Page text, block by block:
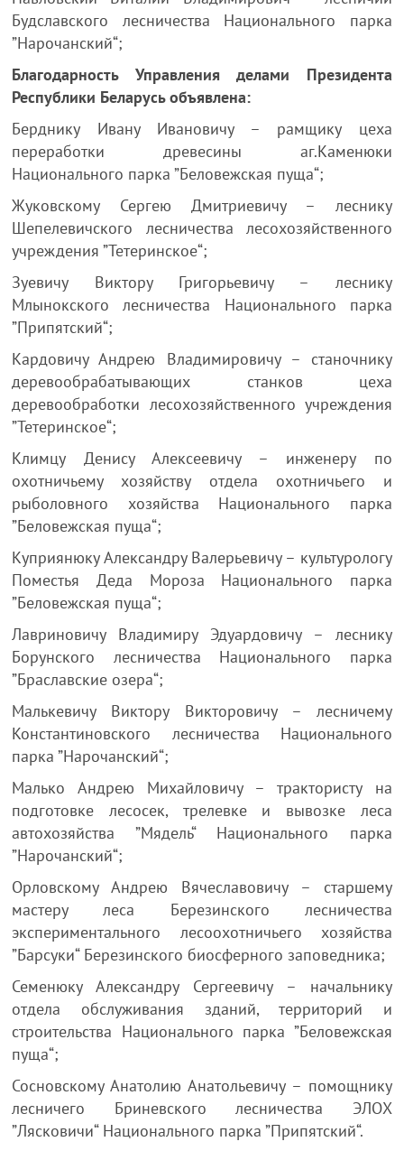
Будславского лесничества Национального парка
”Нарочанский“;
Благодарность Управления делами Президента
Республики Беларусь объявлена:
Берднику Ивану Ивановичу – рамщику цеха
переработки древесины аг.Каменюки
Национального парка ”Беловежская пуща“;
Жуковскому Сергею Дмитриевичу – леснику
Шепелевичского лесничества лесохозяйственного
учреждения ”Тетеринское“;
Зуевичу Виктору Григорьевичу – леснику
Млынокского лесничества Национального парка
”Припятский“;
Кардовичу Андрею Владимировичу – станочнику
деревообрабатывающих станков цеха
деревообработки лесохозяйственного учреждения
”Тетеринское“;
Климцу Денису Алексеевичу – инженеру по
охотничьему хозяйству отдела охотничьего и
рыболовного хозяйства Национального парка
”Беловежская пуща“;
Куприянюку Александру Валерьевичу – культурологу
Поместья Деда Мороза Национального парка
”Беловежская пуща“;
Лавриновичу Владимиру Эдуардовичу – леснику
Борунского лесничества Национального парка
”Браславские озера“;
Малькевичу Виктору Викторовичу – лесничему
Константиновского лесничества Национального
парка ”Нарочанский“;
Малько Андрею Михайловичу – трактористу на
подготовке лесосек, трелевке и вывозке леса
автохозяйства ”Мядель“ Национального парка
”Нарочанский“;
Орловскому Андрею Вячеславовичу – старшему
мастеру леса Березинского лесничества
экспериментального лесоохотничьего хозяйства
”Барсуки“ Березинского биосферного заповедника;
Семенюку Александру Сергеевичу – начальнику
отдела обслуживания зданий, территорий и
строительства Национального парка ”Беловежская
пуща“;
Сосновскому Анатолию Анатольевичу – помощнику
лесничего Бриневского лесничества ЭЛОХ
”Лясковичи“ Национального парка ”Припятский“.